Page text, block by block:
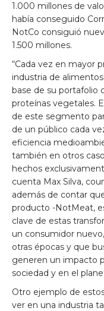
1.000 millones de
había conseguido
NotCo consiguió
1.500 millones.
“Cada vez en mayor
industria de
base de su portafolio
proteínas vegetales.
de este segmento
de un público cada
eficiencia
también en otros
hechos
cuenta Max Silva,
además de contar
producto -NotMeat,
clave de estas
un consumidor
otras épocas y que
generen un impacto
sociedad y en el
Otro ejemplo de
ver en una industria